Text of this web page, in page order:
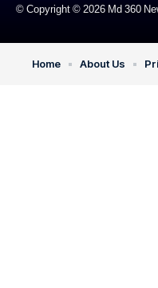
© Copyright © 2026 Md 360
Home About Us